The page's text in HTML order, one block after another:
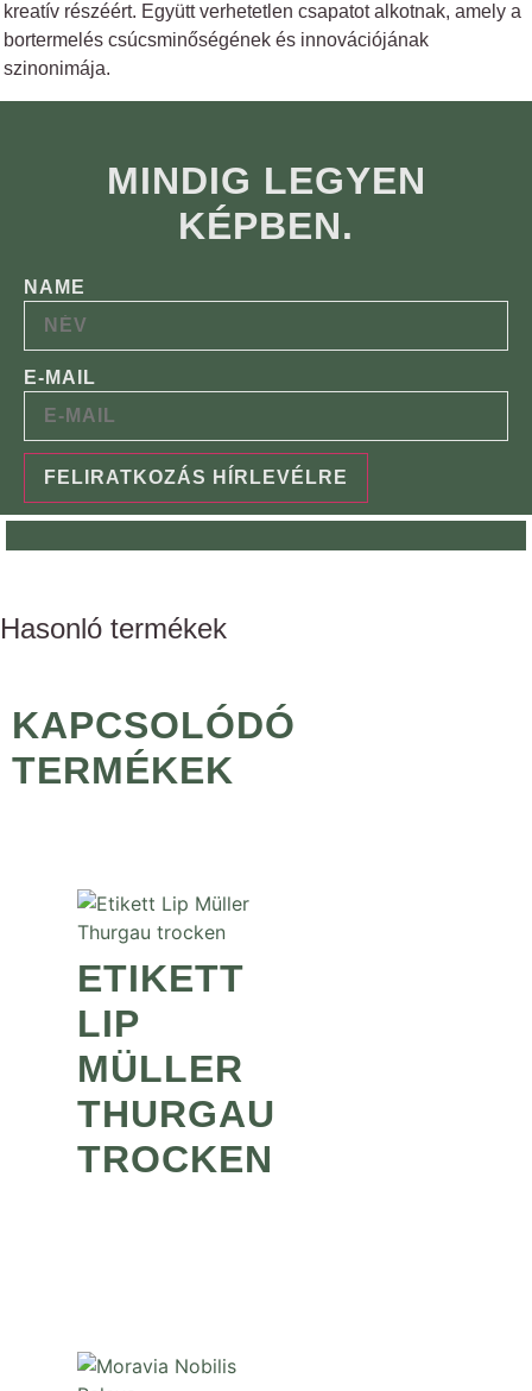
kreatív részéért. Együtt verhetetlen csapatot alkotnak, amely a
bortermelés csúcsminőségének és innovációjának
szinonimája.
MINDIG LEGYEN
KÉPBEN.
NAME
E-MAIL
FELIRATKOZÁS HÍRLEVÉLRE
Hasonló termékek
KAPCSOLÓDÓ
TERMÉKEK
ETIKETT
LIP
MÜLLER
THURGAU
TROCKEN